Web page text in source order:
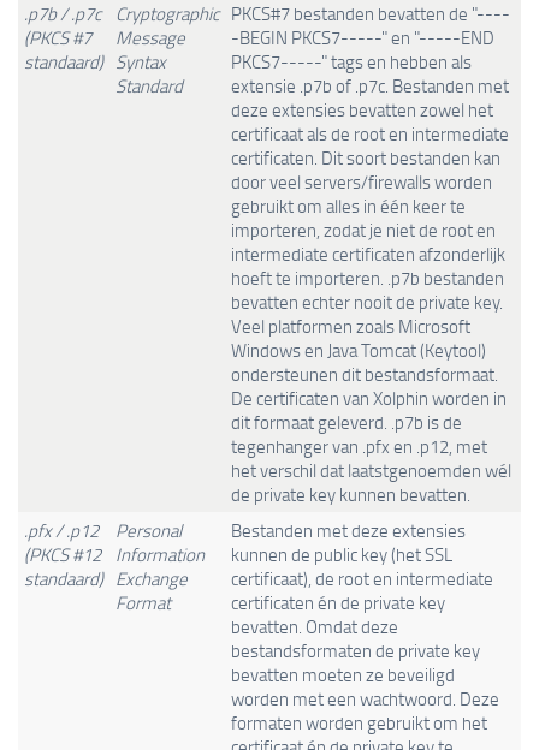
.p7b / .p7c
(PKCS #7
standaard)
Cryptographic
Message
Syntax
Standard
PKCS#7 bestanden bevatten de "----
-BEGIN PKCS7-----" en "-----END
PKCS7-----" tags en hebben als
extensie .p7b of .p7c. Bestanden met
deze extensies bevatten zowel het
certificaat als de root en intermediate
certificaten. Dit soort bestanden kan
door veel servers/firewalls worden
gebruikt om alles in één keer te
importeren, zodat je niet de root en
intermediate certificaten afzonderlijk
hoeft te importeren. .p7b bestanden
bevatten echter nooit de private key.
Veel platformen zoals Microsoft
Windows en Java Tomcat (Keytool)
ondersteunen dit bestandsformaat.
De certificaten van Xolphin worden in
dit formaat geleverd. .p7b is de
tegenhanger van .pfx en .p12, met
het verschil dat laatstgenoemden wél
de private key kunnen bevatten.
.pfx / .p12
(PKCS #12
standaard)
Personal
Information
Exchange
Format
Bestanden met deze extensies
kunnen de public key (het SSL
certificaat), de root en intermediate
certificaten én de private key
bevatten. Omdat deze
bestandsformaten de private key
bevatten moeten ze beveiligd
worden met een wachtwoord. Deze
formaten worden gebruikt om het ​​